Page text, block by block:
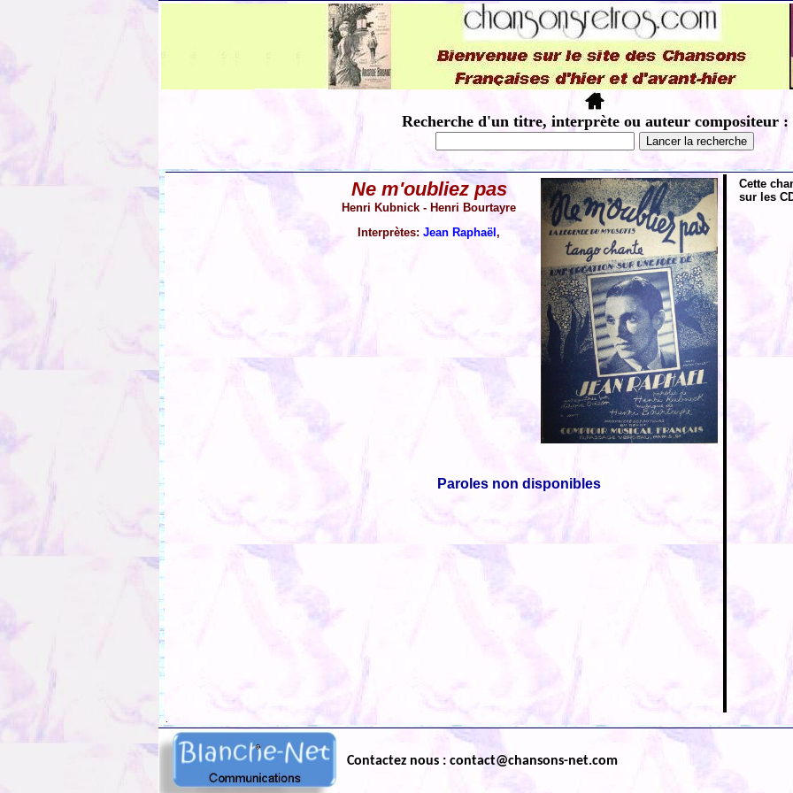
Recherche d'un titre, interprète ou auteur compositeur :
Ne m'oubliez pas
Henri Kubnick - Henri Bourtayre
Interprètes: Jean Raphaël ,
Paroles non disponibles
Cette
sur les
Contactez nous : contact@chansons-net.com